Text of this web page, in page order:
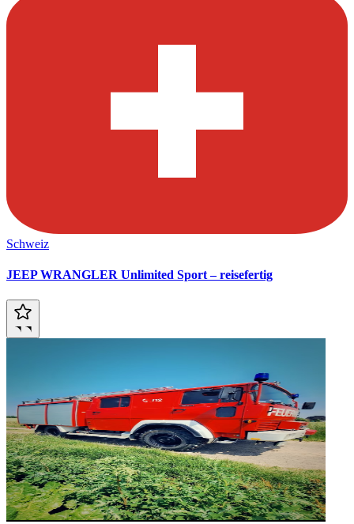
Schweiz
JEEP WRANGLER Unlimited Sport – reisefertig